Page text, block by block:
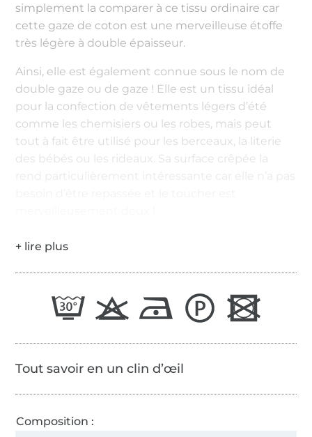
simplement la comparer à ce tissu ordinaire car
cette gaze de coton est une merveilleuse étoffe
très légère à double épaisseur.
Ainsi, elle est également connue sous le nom de
double gaze ou de gaze ! Elle est un tissu idéal
pour la confection de vêtements légers d’été
comme les chemisiers ou les robes, mais peut
tout à fait être utilisé pour les berceaux, la literie
des bébés ou les rideaux. Sa surface crêpée la
Tout savoir en un clin d’œil
Composition :